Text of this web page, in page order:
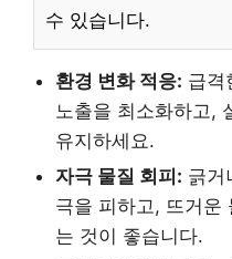
수 있습니다.
환경 변화 적응: 급격
노출을 최소화하고,
유지하세요.
자극 물질 회피: 긁거
극을 피하고, 뜨거운
는 것이 좋습니다.